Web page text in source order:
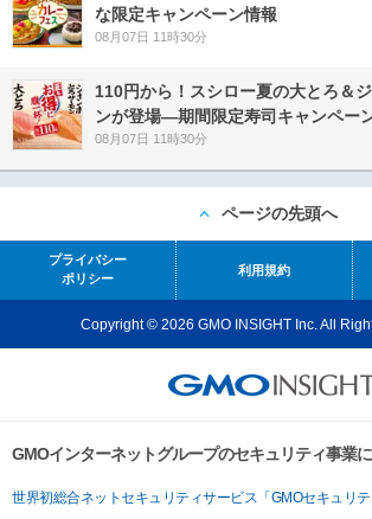
な限定キャンペーン情報
08月07日 11時30分
110円から！スシロー夏の大とろ＆
ンが登場―期間限定寿司キャンペー
08月07日 11時30分
ページの先頭へ
プライバシー
ポリシー
利用規約
Copyright © 2026 GMO INSIGHT Inc. All
GMOインターネットグループのセキュリティ事業
世界初総合ネットセキュリティサービス「GMOセキュリテ